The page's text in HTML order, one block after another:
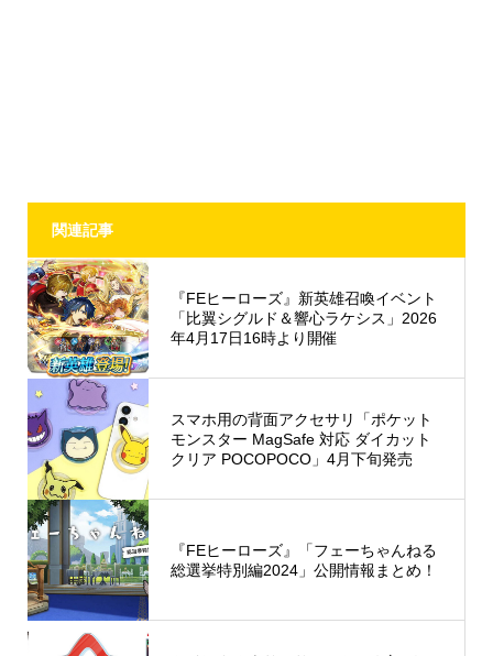
関連記事
『FEヒーローズ』新英雄召喚イベント
「比翼シグルド＆響心ラケシス」2026
年4月17日16時より開催
スマホ用の背面アクセサリ「ポケット
モンスター MagSafe 対応 ダイカット
クリア POCOPOCO」4月下旬発売
『FEヒーローズ』「フェーちゃんねる
総選挙特別編2024」公開情報まとめ！